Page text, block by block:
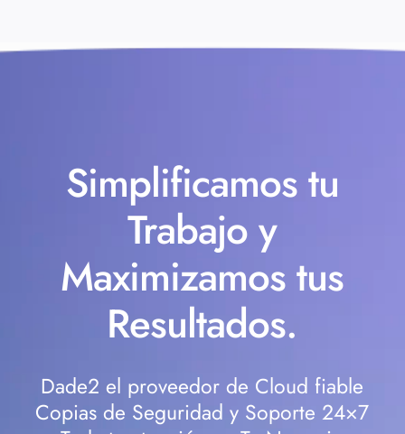
Simplificamos tu
Trabajo y
Maximizamos tus
Resultados.
Dade2 el proveedor de Cloud fiable
Copias de Seguridad y Soporte 24×7